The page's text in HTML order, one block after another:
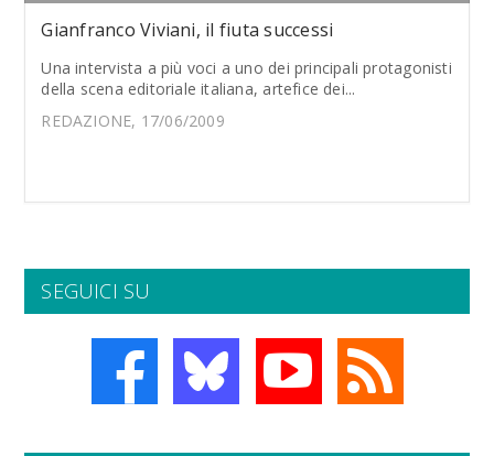
Gianfranco Viviani, il fiuta successi
Una intervista a più voci a uno dei principali protagonisti
della scena editoriale italiana, artefice dei...
REDAZIONE, 17/06/2009
SEGUICI SU